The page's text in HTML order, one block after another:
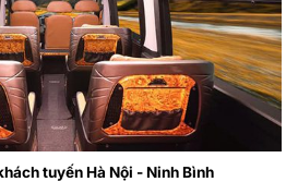
tuyến Hà Nội - Ninh Bình